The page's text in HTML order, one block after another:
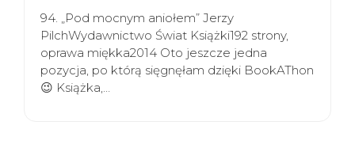
94. „Pod mocnym aniołem” Jerzy
PilchWydawnictwo Świat Książki192 strony,
oprawa miękka2014 Oto jeszcze jedna
pozycja, po którą sięgnęłam dzięki BookAThon
😉 Książka,…